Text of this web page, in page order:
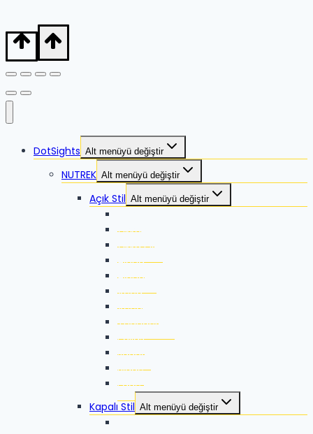
DotSights Alt menüyü değiştir
NUTREK Alt menüyü değiştir
Açık Stil Alt menüyü değiştir
Zikka SE
Zikka Plus
Alpha
Alpha-X
Xeed
Xeed G2
Thunder G2
Pallas
Jaguar
Blade
Edge
Kapalı Stil Alt menüyü değiştir